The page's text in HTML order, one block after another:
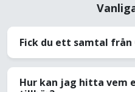
Fick du ett samtal från
Hur kan jag hitta vem